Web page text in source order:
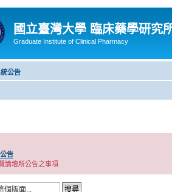
國立臺灣大學 臨床藥學研究
Graduate Institute of Clinical Pharmacy
統公告
告
論壇所公告之事項